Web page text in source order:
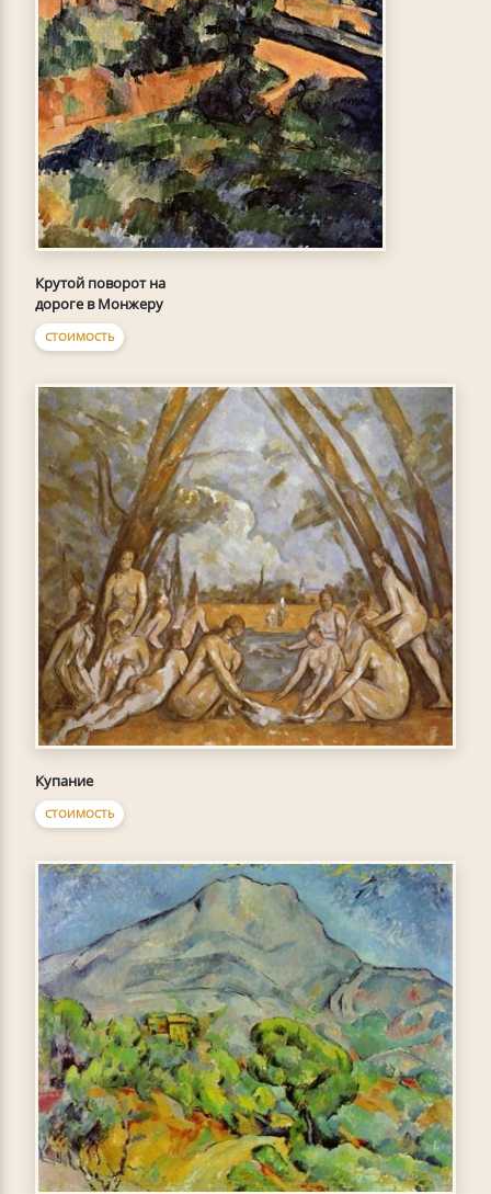
Крутой поворот на
дороге в Монжеру
СТОИМОСТЬ
Купание
СТОИМОСТЬ